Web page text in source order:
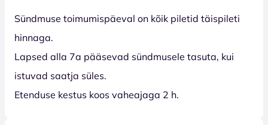
Sündmuse toimumispäeval on kõik piletid täispileti
hinnaga.
Lapsed alla 7a pääsevad sündmusele tasuta, kui
istuvad saatja süles.
Etenduse kestus koos vaheajaga 2 h.